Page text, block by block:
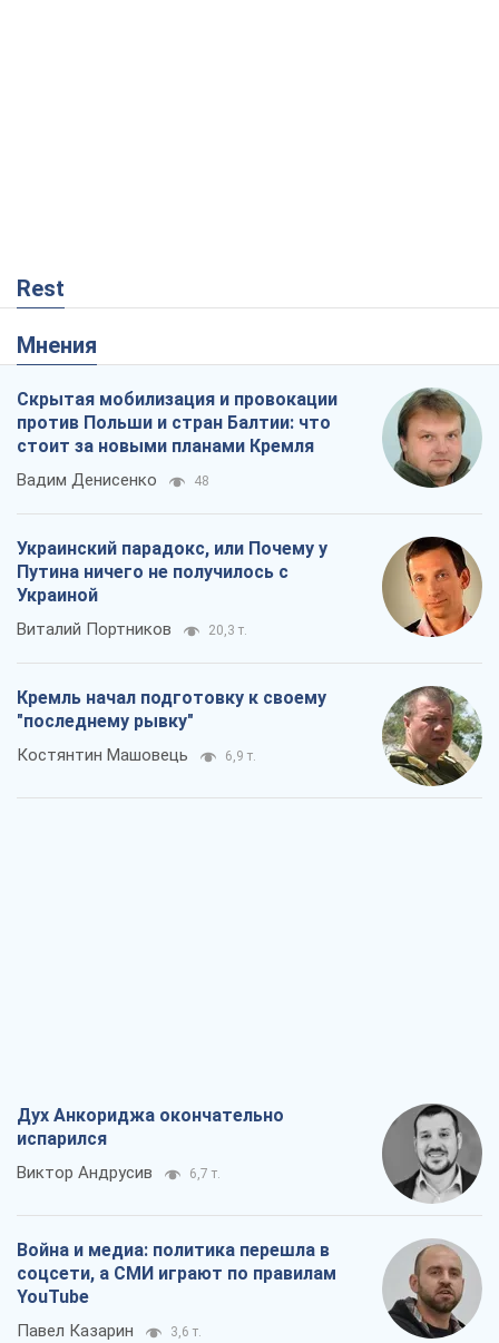
Rest
Мнения
Скрытая мобилизация и провокации
против Польши и стран Балтии: что
стоит за новыми планами Кремля
Вадим Денисенко 48
Украинский парадокс, или Почему у
Путина ничего не получилось с
Украиной
Виталий Портников 20,3 т.
Кремль начал подготовку к своему
"последнему рывку"
Костянтин Машовець 6,9 т.
Дух Анкориджа окончательно
испарился
Виктор Андрусив 6,7 т.
Война и медиа: политика перешла в
соцсети, а СМИ играют по правилам
YouTube
Павел Казарин 3,6 т.